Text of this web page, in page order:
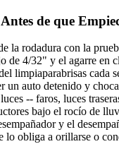
de que
la rodadura con la
de 4/32" y el agarre en
limpiaparabrisas cada
un auto detenido y
-- faros, luces
bajo el rocío de
y el
lo obliga a orillarse o